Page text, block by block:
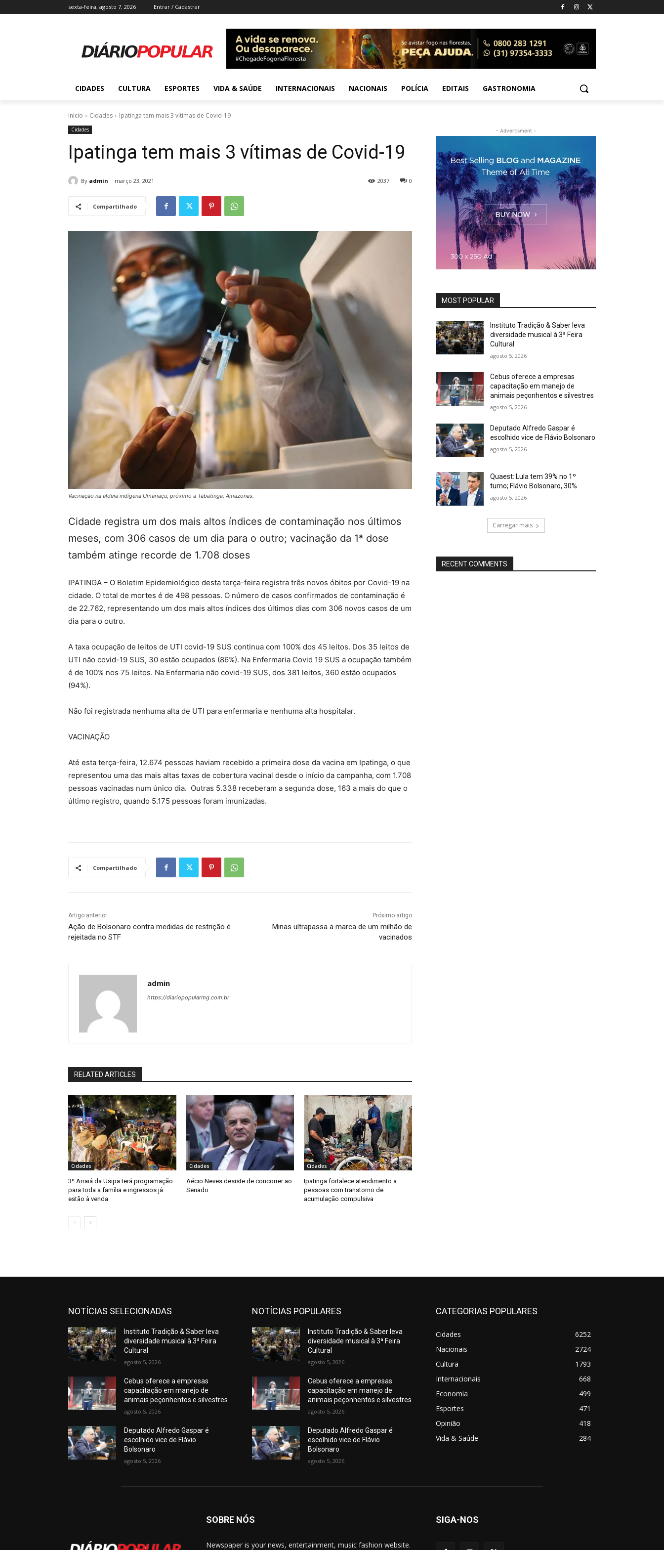
sexta-feira, agosto 7, 2026 Entrar / Cadastrar
CIDADES CULTURA ESPORTES VIDA & SAÚDE INTERNACIONAIS NACIONAIS POLÍCIA EDITAIS GASTRONOMIA
Início Cidades Ipatinga tem mais 3 vítimas de Covid-19
Cidades
Ipatinga tem mais 3 vítimas de Covid-19
By admin março 23, 2021 0
2037
Compartilhado
Vacinação na aldeia indígena Umariaçu, próximo a Tabatinga, Amazonas.
Cidade registra um dos mais altos índices de contaminação nos últimos
meses, com 306 casos de um dia para o outro; vacinação da 1ª dose
também atinge recorde de 1.708 doses
IPATINGA – O Boletim Epidemiológico desta terça-feira registra três novos óbitos por Covid-19 na
cidade. O total de mortes é de 498 pessoas. O número de casos confirmados de contaminação é
de 22.762, representando um dos mais altos índices dos últimos dias com 306 novos casos de um
dia para o outro.
A taxa ocupação de leitos de UTI covid-19 SUS continua com 100% dos 45 leitos. Dos 35 leitos de
UTI não covid-19 SUS, 30 estão ocupados (86%). Na Enfermaria Covid 19 SUS a ocupação também
é de 100% nos 75 leitos. Na Enfermaria não covid-19 SUS, dos 381 leitos, 360 estão ocupados
(94%).
Não foi registrada nenhuma alta de UTI para enfermaria e nenhuma alta hospitalar.
VACINAÇÃO
Até esta terça-feira, 12.674 pessoas haviam recebido a primeira dose da vacina em Ipatinga, o que
representou uma das mais altas taxas de cobertura vacinal desde o início da campanha, com 1.708
pessoas vacinadas num único dia. Outras 5.338 receberam a segunda dose, 163 a mais do que o
último registro, quando 5.175 pessoas foram imunizadas.
Compartilhado
Artigo anterior
Ação de Bolsonaro contra medidas de restrição é
rejeitada no STF
Próximo artigo
Minas ultrapassa a marca de um milhão de
vacinados
admin
https://diariopopularmg.com.br
RELATED ARTICLES
Cidades
3º Arraiá da Usipa terá programação
para toda a família e ingressos já
estão à venda
Cidades
Aécio Neves desiste de concorrer ao
Senado
Cidades
Ipatinga fortalece atendimento a
pessoas com transtorno de
acumulação compulsiva
- Advertisment -
MOST POPULAR
Instituto Tradição & Saber leva
diversidade musical à 3ª Feira
Cultural
agosto 5, 2026
Cebus oferece a empresas
capacitação em manejo de
animais peçonhentos e silvestres
agosto 5, 2026
Deputado Alfredo Gaspar é
escolhido vice de Flávio Bolsonaro
agosto 5, 2026
Quaest: Lula tem 39% no 1º
turno; Flávio Bolsonaro, 30%
agosto 5, 2026
Carregar mais
RECENT COMMENTS
NOTÍCIAS SELECIONADAS
Instituto Tradição & Saber leva
diversidade musical à 3ª Feira
Cultural
agosto 5, 2026
Cebus oferece a empresas
capacitação em manejo de
animais peçonhentos e silvestres
agosto 5, 2026
Deputado Alfredo Gaspar é
escolhido vice de Flávio
Bolsonaro
agosto 5, 2026
NOTÍCIAS POPULARES
Instituto Tradição & Saber leva
diversidade musical à 3ª Feira
Cultural
agosto 5, 2026
Cebus oferece a empresas
capacitação em manejo de
animais peçonhentos e silvestres
agosto 5, 2026
Deputado Alfredo Gaspar é
escolhido vice de Flávio
Bolsonaro
agosto 5, 2026
CATEGORIAS POPULARES
Cidades
6252
Nacionais
2724
Cultura
1793
Internacionais
668
Economia
499
Esportes
471
Opinião
418
Vida & Saúde
284
SOBRE NÓS
Newspaper is your news, entertainment, music fashion website.
SIGA-NOS